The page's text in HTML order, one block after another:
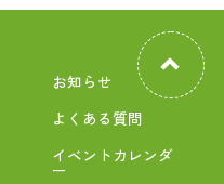
お知らせ
よくある質問
イベントカレンダ
ー